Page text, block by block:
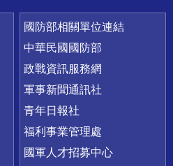
國防部相關單位連結
中華民國國防部
政戰資訊服務網
軍事新聞通訊社
青年日報社
福利事業管理處
國軍人才招募中心